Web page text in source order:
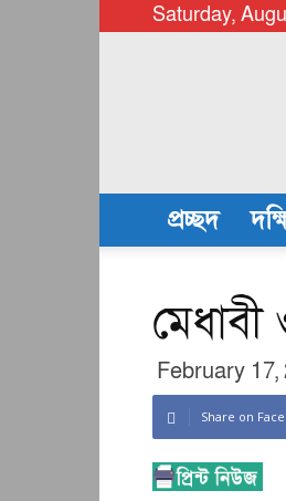
Saturday,
প্রচ্ছদ
February 17,
Share on